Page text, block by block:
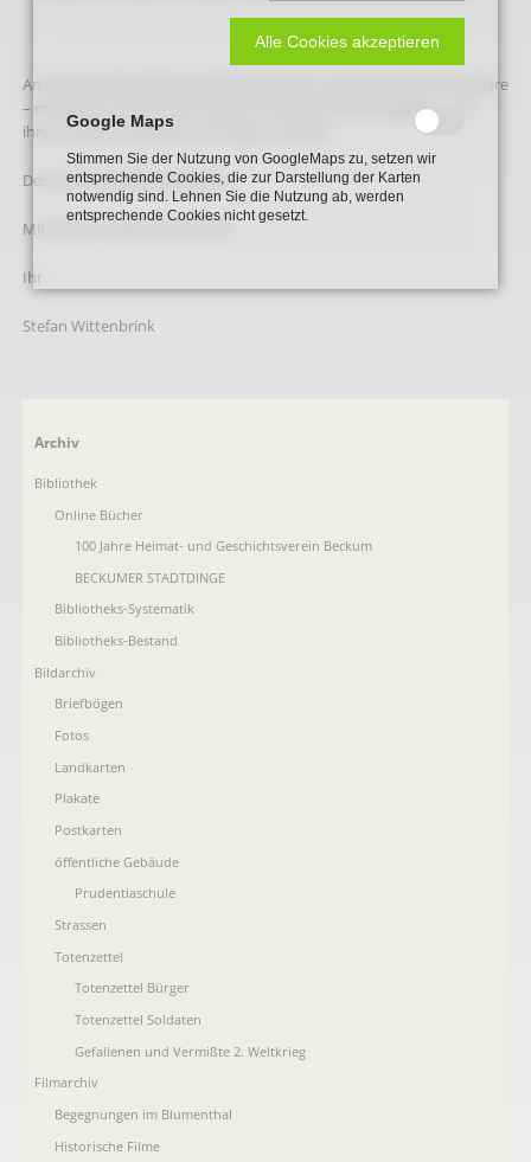
An kommenden Mittwochabend wird sie in persönlicher Atmosphäre
– moderiert von der VHS-Leiterin Christa Paschert-Engelke – aus
ihren reichen Lebenserinnerungen erzählen.
Der Eintritt ist wie immer frei.
Mit besten Grüßen aus Holter,
Ihr
Stefan Wittenbrink
Navigation
Archiv
Bibliothek
Online Bücher
100 Jahre Heimat- und Geschichtsverein Beckum
BECKUMER STADTDINGE
Bibliotheks-Systematik
Bibliotheks-Bestand
Bildarchiv
Briefbögen
Fotos
Landkarten
Plakate
Postkarten
öffentliche Gebäude
Prudentiaschule
Strassen
Totenzettel
Totenzettel Bürger
Totenzettel Soldaten
Gefallenen und Vermißte 2. Weltkrieg
Filmarchiv
Begegnungen im Blumenthal
Historische Filme
Alle Cookies akzeptieren
Google Maps
Stimmen Sie der Nutzung von GoogleMaps zu, setzen wir
entsprechende Cookies, die zur Darstellung der Karten
notwendig sind. Lehnen Sie die Nutzung ab, werden
entsprechende Cookies nicht gesetzt.